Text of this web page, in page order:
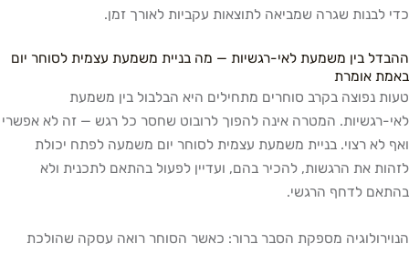
כדי לבנות שגרה שמביאה לתוצאות עקביות לאורך זמן.
ההבדל בין משמעת לאי-רגשיות — מה בניית משמעת עצמית לסוחר יום
באמת אומרת
טעות נפוצה בקרב סוחרים מתחילים היא הבלבול בין משמעת
לאי-רגשיות. המטרה אינה להפוך לרובוט שחסר כל רגש — זה לא אפשרי
ואף לא רצוי. בניית משמעת עצמית לסוחר יום משמעה לפתח יכולת
לזהות את הרגשות, להכיר בהם, ועדיין לפעול בהתאם לתכנית ולא
בהתאם לדחף הרגשי.
הנוירולוגיה מספקת הסבר ברור: כאשר הסוחר רואה עסקה שהולכת